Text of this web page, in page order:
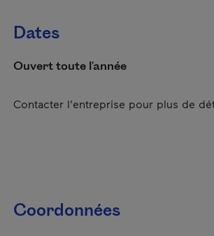
Dates
Ouvert toute l'année
Contacter l'entreprise pour plus de
Coordonnées